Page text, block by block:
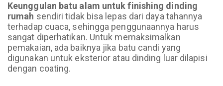
Keunggulan batu alam untuk finishing dinding
rumah sendiri tidak bisa lepas dari daya tahannya
terhadap cuaca, sehingga penggunaannya harus
sangat diperhatikan. Untuk memaksimalkan
pemakaian, ada baiknya jika batu candi yang
digunakan untuk eksterior atau dinding luar dilapisi
dengan coating.